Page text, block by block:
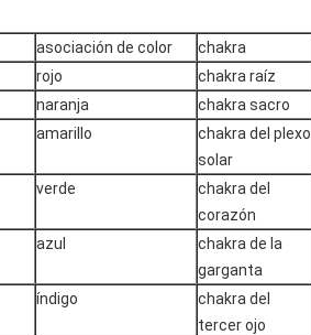
asociación de color chakra
rojo chakra raíz
naranja chakra sacro
amarillo
chakra del plexo
solar
verde
chakra del
corazón
azul
chakra de la
garganta
índigo
chakra del
tercer ojo